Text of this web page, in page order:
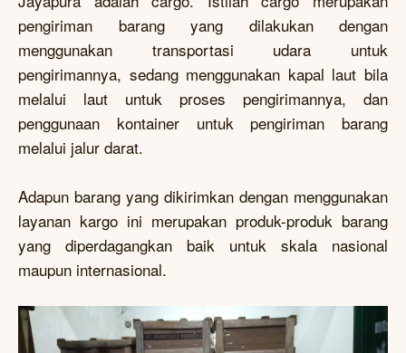
pengiriman barang yang dilakukan dengan
menggunakan transportasi udara untuk
pengirimannya, sedang menggunakan kapal laut bila
melalui laut untuk proses pengirimannya, dan
penggunaan kontainer untuk pengiriman barang
melalui jalur darat.
Adapun barang yang dikirimkan dengan menggunakan
layanan kargo ini merupakan produk-produk barang
yang diperdagangkan baik untuk skala nasional
maupun internasional.